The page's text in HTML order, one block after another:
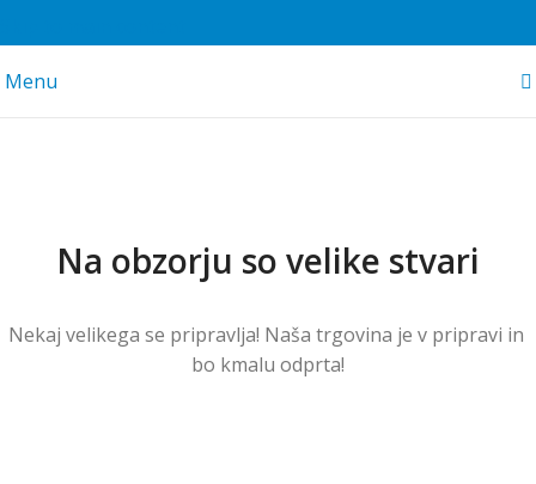
Menu
Na obzorju so velike stvari
Nekaj ​​velikega se pripravlja! Naša trgovina je v pripravi in ​​
bo kmalu odprta!